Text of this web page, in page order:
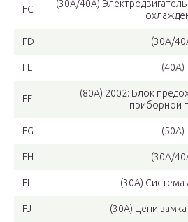
FC
(30А/40А)
FD (30А/
FE (40А)
FF
(80А) 2002: Блок
приборной
FG (50А)
FH (30А/
FI (30А) Системa
FJ (30А) Цепи